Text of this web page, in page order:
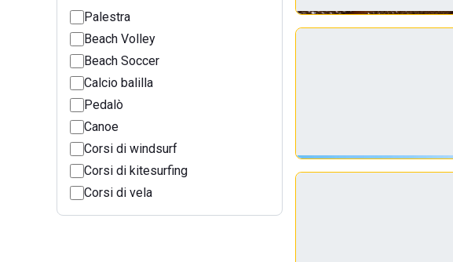
Palestra
Beach Volley
Beach Soccer
Calcio balilla
Pedalò
Canoe
Corsi di windsurf
Corsi di kitesurfing
Corsi di vela